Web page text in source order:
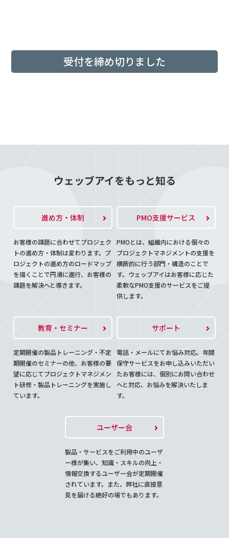
受付を締め切りました
ウェッブアイをもっと知る
進め方・体制
お客様の課題に合わせてプロジェク
トの進め方・体制は変わります。プ
ロジェクトの進め方のロードマップ
を描くことで円滑に進行、お客様の
課題を解決へと導きます。
PMO支援サービス
PMOとは、組織内における個々の
プロジェクトマネジメントの支援を
横断的に行う部門・構造のことで
す。ウェッブアイはお客様に応じた
柔軟なPMO支援のサービスをご提
供します。
教育・セミナー
定期開催の製品トレーニング・不定
期開催のセミナーの他、お客様の要
望に応じてプロジェクトマネジメン
ト研修・製品トレーニングを実施し
ています。
サポート
電話・メールにてお悩み対応。年間
保守サービスをお申し込みいただい
たお客様には、個別にお問い合わせ
へと対応、お悩みを解決いたしま
す。
ユーザー会
製品・サービスをご利用中のユーザ
ー様が集い、知識・スキルの向上・
情報交換するユーザー会が定期開催
されています。また、弊社に直接意
見を届ける絶好の場でもあります。